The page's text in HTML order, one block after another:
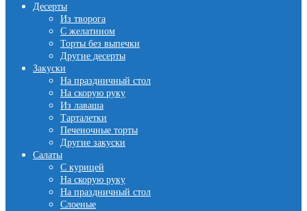
Десерты
Из творога
С желатином
Торты без выпечки
Другие десерты
Закуски
На праздничный стол
На скорую руку
Из лаваша
Тарталетки
Печеночные торты
Другие закуски
Салаты
С курицей
На скорую руку
На праздничный стол
Слоеные